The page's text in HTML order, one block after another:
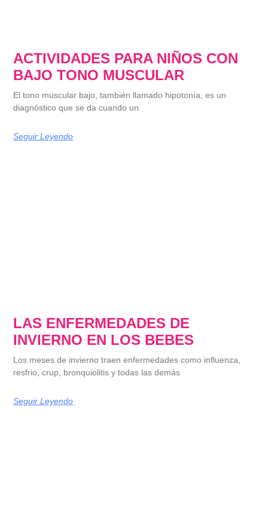
ACTIVIDADES PARA NIÑOS CON
BAJO TONO MUSCULAR
El tono muscular bajo, también llamado hipotonía, es un
diagnóstico que se da cuando un
Seguir Leyendo
LAS ENFERMEDADES DE
INVIERNO EN LOS BEBES
Los meses de invierno traen enfermedades como influenza,
resfrio, crup, bronquiolitis y todas las demás
Seguir Leyendo